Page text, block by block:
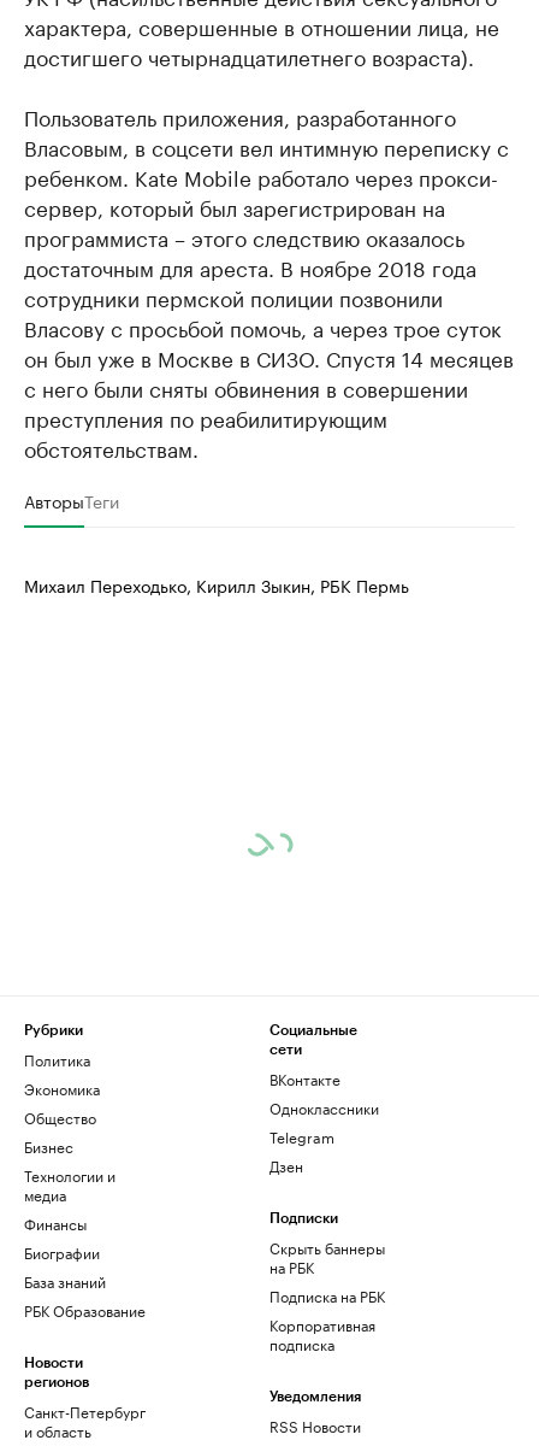
характера, совершенные в отношении лица, не
достигшего четырнадцатилетнего возраста).
Пользователь приложения, разработанного
Власовым, в соцсети вел интимную переписку с
ребенком. Kate Mobile работало через прокси-
сервер, который был зарегистрирован на
программиста – этого следствию оказалось
достаточным для ареста. В ноябре 2018 года
сотрудники пермской полиции позвонили
Власову с просьбой помочь, а через трое суток
он был уже в Москве в СИЗО. Спустя 14 месяцев
с него были сняты обвинения в совершении
преступления по реабилитирующим
обстоятельствам.
АвторыТеги
Михаил Переходько, Кирилл Зыкин, РБК Пермь
Рубрики
Политика
Экономика
Общество
Бизнес
Технологии и
медиа
Финансы
Биографии
База знаний
РБК Образование
Новости
регионов
Санкт-Петербург
и область
Социальные
сети
ВКонтакте
Одноклассники
Telegram
Дзен
Подписки
Скрыть баннеры
на РБК
Подписка на РБК
Корпоративная
подписка
Уведомления
RSS Новости